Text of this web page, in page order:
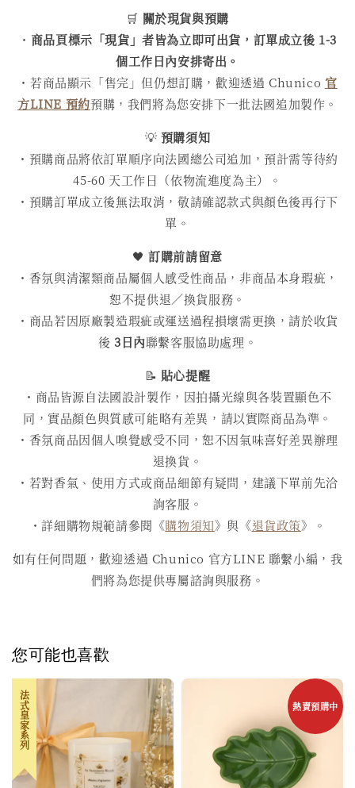
🛒 關於現貨與預購
・ 商品頁標示「現貨」者皆為立即可出貨，訂單成立後 1-3
個工作日內安排寄出。
・若商品顯示「售完」但仍想訂購，歡迎透過 Chunico 官
方LINE 預約預購，我們將為您安排下一批法國追加製作。
💡 預購須知
・預購商品將依訂單順序向法國總公司追加，預計需等待約
45-60 天工作日（依物流進度為主）。
・預購訂單成立後無法取消，敬請確認款式與顏色後再行下
單。
🖤訂購前請留意
・香氛與清潔類商品屬個人感受性商品，非商品本身瑕疵，
恕不提供退／換貨服務。
・商品若因原廠製造瑕疵或運送過程損壞需更換，請於收貨
後 3日內聯繫客服協助處理。
📝 貼心提醒
・商品皆源自法國設計製作，因拍攝光線與各裝置顯色不
同，實品顏色與質感可能略有差異，請以實際商品為準。
・香氛商品因個人嗅覺感受不同，恕不因氣味喜好差異辦理
退換貨。
・若對香氣、使用方式或商品細節有疑問，建議下單前先洽
詢客服。
・詳細購物規範請參閱《購物須知》與《退貨政策》。
如有任何問題，歡迎透過 Chunico 官方LINE 聯繫小編，我
們將為您提供專屬諮詢與服務。
您可能也喜歡
法式皇家系列 熱賣預購中